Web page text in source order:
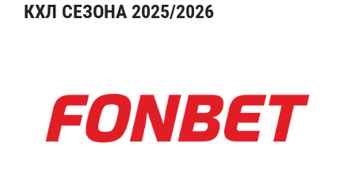
КХЛ СЕЗОНА 2025/2026